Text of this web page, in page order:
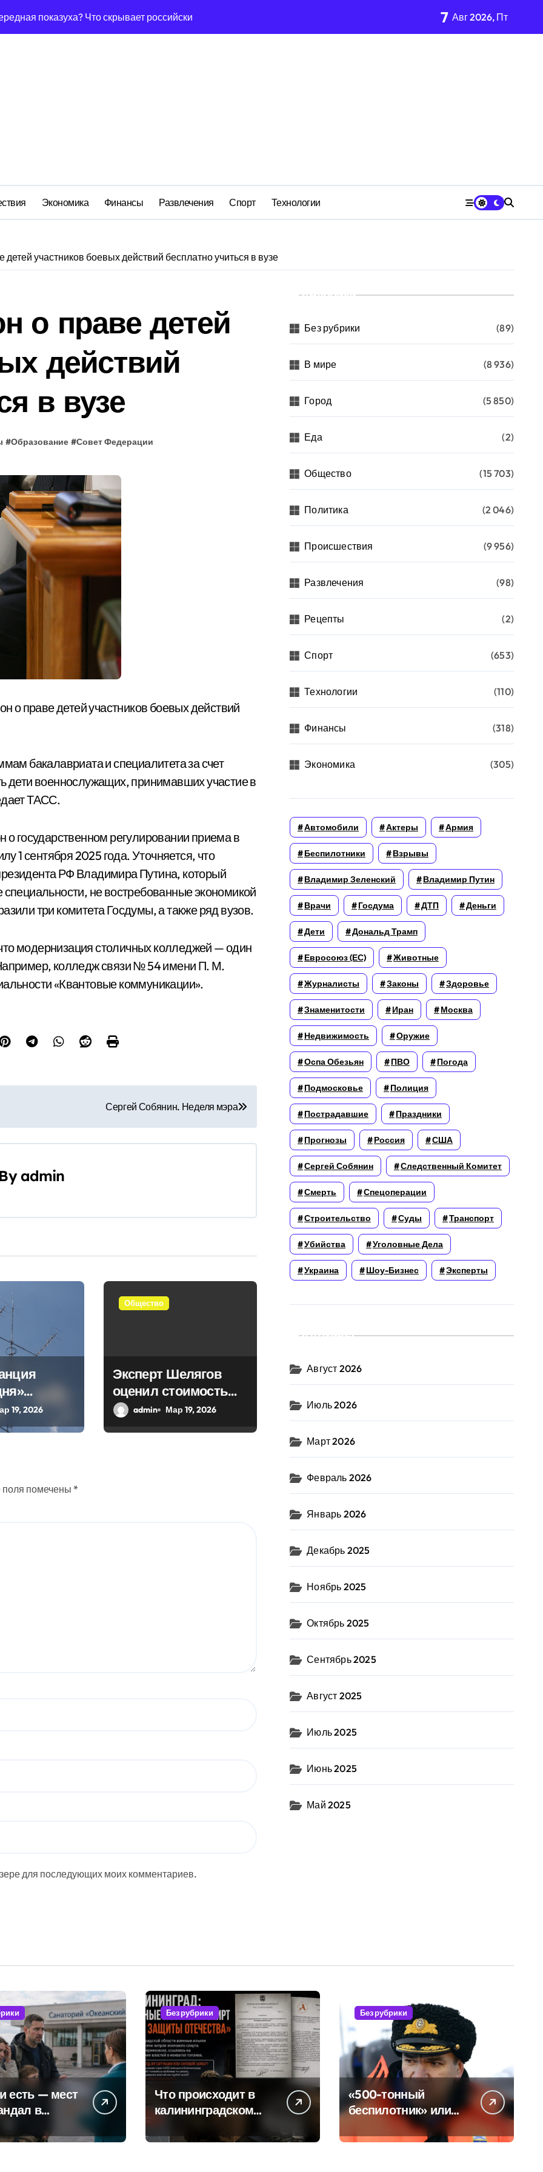
как результат управленческих провалов и уязвимости региона
как социальный координатор фонда «защитники отечества» превратила должность в источник обогащения
деле стоит за попыткой уничтожения Telegram в России
7 Авг 2026, Пт
Экономика Финансы Развлечения Спорт Технологии
участников боевых действий бесплатно учиться в вузе
о праве детей
действий
в вузе
#Образование #Совет Федерации
о праве детей участников боевых действий
бакалавриата и специалитета за счет
дети военнослужащих, принимавших участие в
ТАСС.
государственном регулировании приема в
1 сентября 2025 года. Уточняется, что
РФ Владимира Путина, который
не востребованные экономикой
три комитета Госдумы, а также ряд вузов.
модернизация столичных колледжей — один
колледж связи № 54 имени П. М.
«Квантовые коммуникации».
Сергей Собянин. Неделя мэра
Byadmin
в эфир
слово
19, 2026
Общество
Эксперт Шелягов
оценил стоимость
похоронных услуг в
admin Мар 19, 2026
помечены *
для последующих моих комментариев.
Рубрики
Без рубрики (89)
В мире (8 936)
Город (5 850)
Еда (2)
Общество (15 703)
Политика (2 046)
Происшествия (9 956)
Развлечения (98)
Рецепты (2)
Спорт (653)
Технологии (110)
Финансы (318)
Экономика (305)
Автомобили Актеры Армия
Беспилотники Взрывы
Владимир Зеленский Владимир Путин
Врачи Госдума ДТП Деньги
Дети Дональд Трамп
Евросоюз (ЕС) Животные
Журналисты Законы Здоровье
Знаменитости Иран Москва
Недвижимость Оружие
Оспа Обезьян ПВО Погода
Подмосковье Полиция
Пострадавшие Праздники
Прогнозы Россия США
Сергей Собянин Следственный Комитет
Смерть Спецоперации
Строительство Суды Транспорт
Убийства Уголовные Дела
Украина Шоу-Бизнес Эксперты
Архивы
Август 2026
Июль 2026
Март 2026
Февраль 2026
Январь 2026
Декабрь 2025
Ноябрь 2025
Октябрь 2025
Сентябрь 2025
Август 2025
Июль 2025
Июнь 2025
Май 2025
есть — мест
в
Без рубрики
Что происходит в
калининградском
изымают спирт «для
Без рубрики
«500-тонный
беспилотник» или
очередная показуха?
Что скрывает